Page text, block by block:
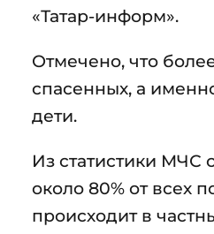
«Татар-информ».
Отмечено, что
спасенных, а
дети.
Из статистики МЧС
около 80% от всех
происходит в